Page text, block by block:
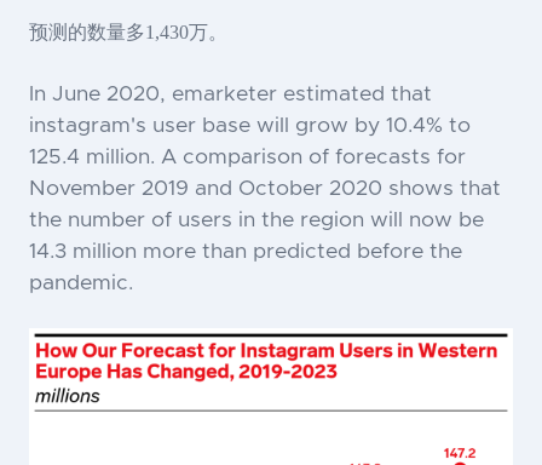
预测的数量多1,430万。
In June 2020, emarketer estimated that
instagram's user base will grow by 10.4% to
125.4 million. A comparison of forecasts for
November 2019 and October 2020 shows that
the number of users in the region will now be
14.3 million more than predicted before the
pandemic.